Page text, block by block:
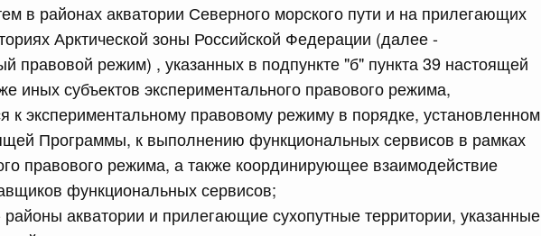
в районах акватории Северного морского пути и на прилегающих
Арктической зоны Российской Федерации (далее -
правовой режим) , указанных в подпункте "б" пункта 39 настоящей
иных субъектов экспериментального правового режима,
к экспериментальному правовому режиму в порядке, установленном
Программы, к выполнению функциональных сервисов в рамках
правового режима, а также координирующее взаимодействие
функциональных сервисов;
акватории и прилегающие сухопутные территории, указанные
Федерации от 18.07.2026 г. № 904
Федерации от 18.07.2026 г. № 909